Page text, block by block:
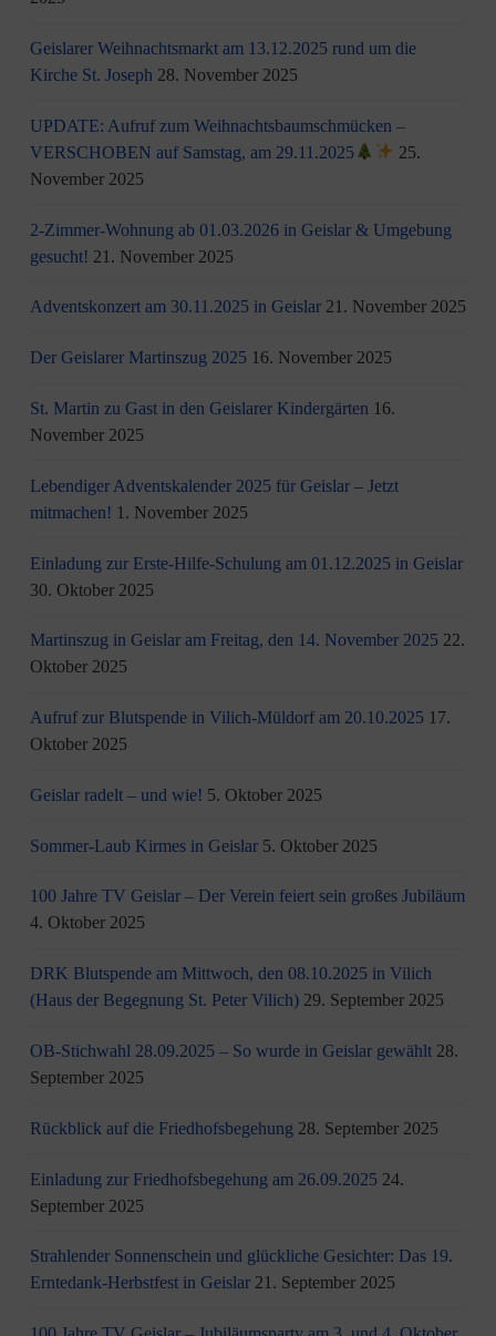
Geislarer Weihnachtsmarkt am 13.12.2025 rund um die
Kirche St. Joseph 28. November 2025
UPDATE: Aufruf zum Weihnachtsbaumschmücken –
VERSCHOBEN auf Samstag, am 29.11.2025
25.
November 2025
2-Zimmer-Wohnung ab 01.03.2026 in Geislar & Umgebung
gesucht! 21. November 2025
Adventskonzert am 30.11.2025 in Geislar 21. November 2025
Der Geislarer Martinszug 2025 16. November 2025
St. Martin zu Gast in den Geislarer Kindergärten 16.
November 2025
Lebendiger Adventskalender 2025 für Geislar – Jetzt
mitmachen! 1. November 2025
Einladung zur Erste-Hilfe-Schulung am 01.12.2025 in Geislar
30. Oktober 2025
Martinszug in Geislar am Freitag, den 14. November 2025 22.
Oktober 2025
Aufruf zur Blutspende in Vilich-Müldorf am 20.10.2025 17.
Oktober 2025
Geislar radelt – und wie! 5. Oktober 2025
Sommer-Laub Kirmes in Geislar 5. Oktober 2025
100 Jahre TV Geislar – Der Verein feiert sein großes Jubiläum
4. Oktober 2025
DRK Blutspende am Mittwoch, den 08.10.2025 in Vilich
(Haus der Begegnung St. Peter Vilich) 29. September 2025
OB-Stichwahl 28.09.2025 – So wurde in Geislar gewählt 28.
September 2025
Rückblick auf die Friedhofsbegehung 28. September 2025
Einladung zur Friedhofsbegehung am 26.09.2025 24.
September 2025
Strahlender Sonnenschein und glückliche Gesichter: Das 19.
Erntedank-Herbstfest in Geislar 21. September 2025